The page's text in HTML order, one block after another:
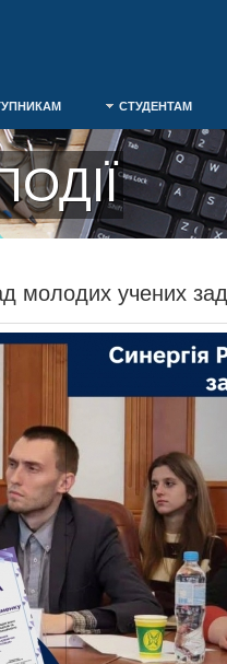
СТУДЕНТАМ
молодих учених